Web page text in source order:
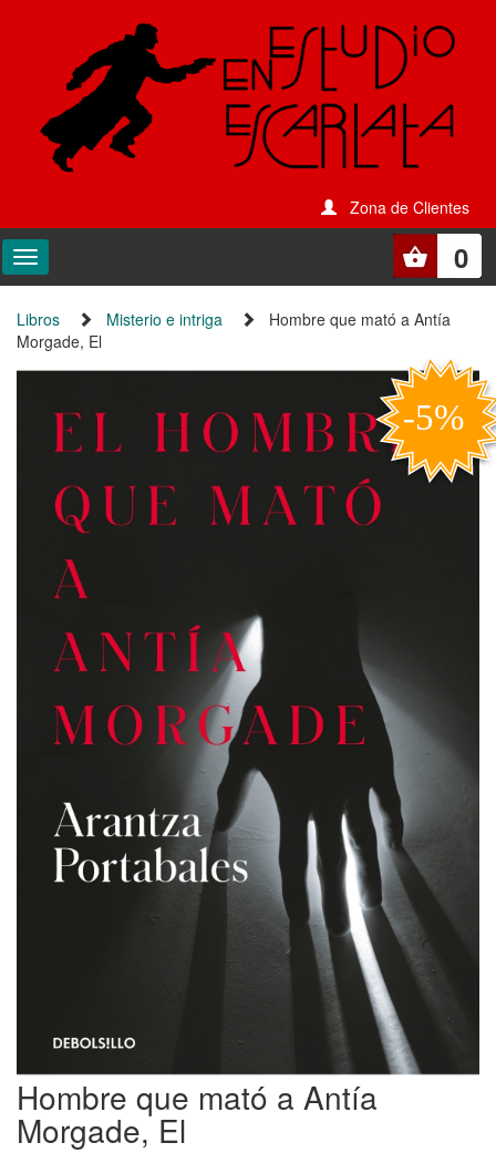
Zona de Clientes
0
Libros Misterio e intriga
Hombre que mató a Antía
Morgade, El
Hombre que mató a Antía
Morgade, El